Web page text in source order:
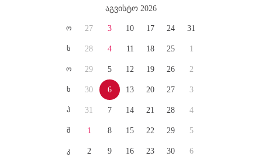
აგვისტო 2026
ო
ს
ო
ხ
პ
შ
კ
27
28
29
30
31
1
2
3
4
5
6
7
8
9
10
11
12
13
14
15
16
17
18
19
20
21
22
23
24
25
26
27
28
29
30
31
1
2
3
4
5
6